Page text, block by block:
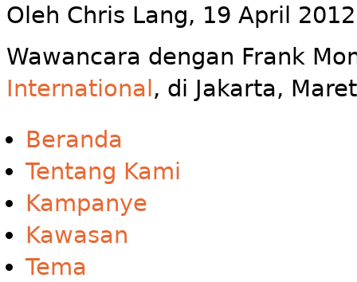
Oleh Chris Lang, 19 April 2012
Wawancara dengan Frank
International , di Jakarta,
Beranda
Tentang Kami
Kampanye
Kawasan
Tema